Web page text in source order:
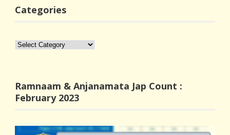
Categories
Categories
Ramnaam & Anjanamata Jap Count :
February 2023